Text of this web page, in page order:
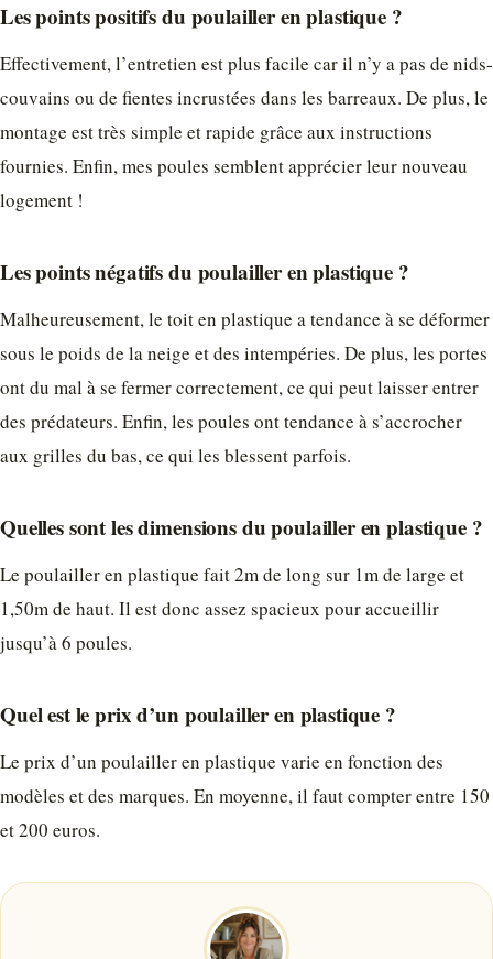
Les points positifs du poulailler en plastique ?
Effectivement, l’entretien est plus facile car il n’y a pas de nids-
couvains ou de fientes incrustées dans les barreaux. De plus, le
montage est très simple et rapide grâce aux instructions
fournies. Enfin, mes poules semblent apprécier leur nouveau
logement !
Les points négatifs du poulailler en plastique ?
Malheureusement, le toit en plastique a tendance à se déformer
sous le poids de la neige et des intempéries. De plus, les portes
ont du mal à se fermer correctement, ce qui peut laisser entrer
des prédateurs. Enfin, les poules ont tendance à s’accrocher
aux grilles du bas, ce qui les blessent parfois.
Quelles sont les dimensions du poulailler en plastique ?
Le poulailler en plastique fait 2m de long sur 1m de large et
1,50m de haut. Il est donc assez spacieux pour accueillir
jusqu’à 6 poules.
Quel est le prix d’un poulailler en plastique ?
Le prix d’un poulailler en plastique varie en fonction des
modèles et des marques. En moyenne, il faut compter entre 150
et 200 euros.